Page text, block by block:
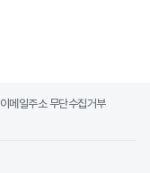
이메일주소 무단수집거부